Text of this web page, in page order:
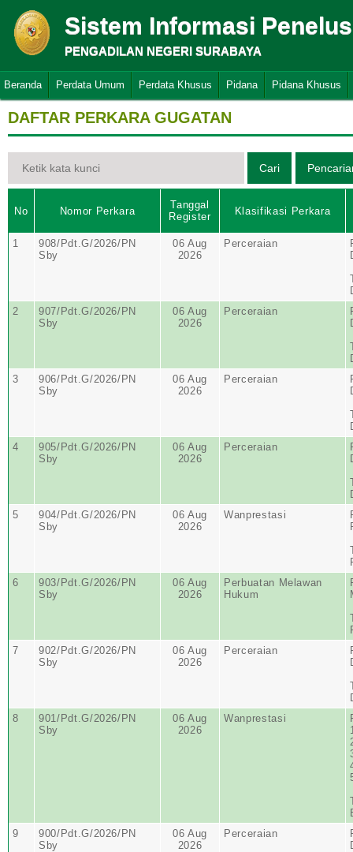
Sistem Informasi
PENGADILAN NEGERI SURABAYA
Beranda Perdata Umum Perdata Khusus Pidana Pidana Khusus
DAFTAR PERKARA GUGATAN
No Nomor Perkara
Tanggal
Register
Klasifikasi Perkara
1
908/Pdt.G/2026/PN
Sby
06 Aug
2026
Perceraian
2
907/Pdt.G/2026/PN
Sby
06 Aug
2026
Perceraian
3
906/Pdt.G/2026/PN
Sby
06 Aug
2026
Perceraian
4
905/Pdt.G/2026/PN
Sby
06 Aug
2026
Perceraian
5
904/Pdt.G/2026/PN
Sby
06 Aug
2026
Wanprestasi
6
903/Pdt.G/2026/PN
Sby
06 Aug
2026
Perbuatan Melawan
Hukum
7
902/Pdt.G/2026/PN
Sby
06 Aug
2026
Perceraian
8
901/Pdt.G/2026/PN
Sby
06 Aug
2026
Wanprestasi
9
900/Pdt.G/2026/PN
Sby
06 Aug
2026
Perceraian